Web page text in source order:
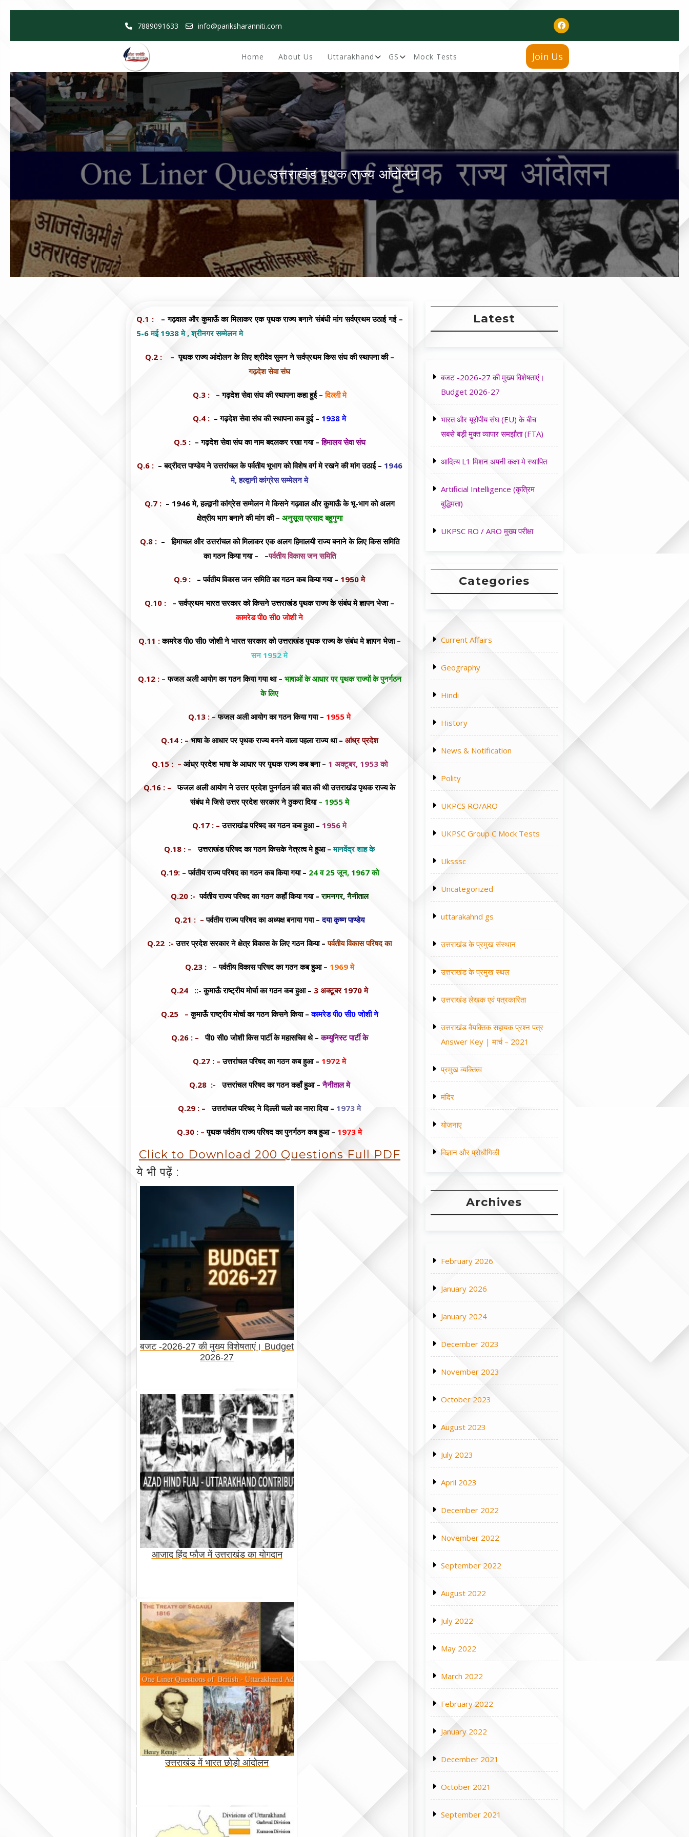
7889091633 info@pariksharanniti.com
Home About Us Uttarakhand GS Mock Tests Join Us
उत्तराखंड पृथक राज्य आंदोलन
Q.1 :
– गढ़वाल और कुमाऊँ का मिलाकर एक पृथक राज्य बनाने संबंधी मांग सर्वप्रथम उठाई गई –
5-6 मई 1938 मे , श्रीनगर सम्मेलन मे
Q.2 :
– पृथक राज्य आंदोलन के लिए श्रीदेव सुमन ने सर्वप्रथम किस संघ की स्थापना की –
गढ़देश सेवा संघ
Q.3 :– गढ़देश सेवा संघ की स्थापना कहा हुई –दिल्ली मे
Q.4 : – गढ़देश सेवा संघ की स्थापना कब हुई – 1938 मे
Q.5 :– गढ़देश सेवा संघ का नाम बदलकर रखा गया –हिमालय सेवा संघ
Q.6 :– बद्रीदत्त पाण्डेय ने उत्तरांचल के पर्वतीय भूभाग को विशेष वर्ग मे रखने की मांग उठाई – 1946
मे, हल्द्वानी कांग्रेस सम्मेलन मे
Q.7 :– 1946 मे, हल्द्वानी कांग्रेस सम्मेलन मे किसने गढ़वाल और कुमाऊँ के भू-भाग को अलग
क्षेत्रीय भाग बनाने की मांग की – अनुसूया प्रसाद बहुगुणा
Q.8 :– हिमाचल और उत्तरांचल को मिलाकर एक अलग हिमालयी राज्य बनाने के लिए किस समिति
का गठन किया गया – –पर्वतीय विकास जन समिति
Q.9 : – पर्वतीय विकास जन समिति का गठन कब किया गया – 1950 मे
Q.10 :
– सर्वप्रथम भारत सरकार को किसने उत्तराखंड पृथक राज्य के संबंध मे ज्ञापन भेजा –
कामरेड पी0 सी0 जोशी ने
Q.11 :कामरेड पी0 सी0 जोशी ने भारत सरकार को उत्तराखंड पृथक राज्य के संबंध मे ज्ञापन भेजा –
सन 1952 मे
Q.12 : – फजल अली आयोग का गठन किया गया था – भाषाओं के आधार पर पृथक राज्यों के पुनर्गठन
के लिए
Q.13 : –फजल अली आयोग का गठन किया गया – 1955 मे
Q.14 : –भाषा के आधार पर पृथक राज्य बनने वाला पहला राज्य था – आंध्र प्रदेश
Q.15 : – आंध्र प्रदेश भाषा के आधार पर पृथक राज्य कब बना – 1 अक्टूबर, 1953 को
Q.16 : – फजल अली आयोग ने उत्तर प्रदेश पुनर्गठन की बात की थी उत्तराखंड पृथक राज्य के
संबंध मे जिसे उत्तर प्रदेश सरकार ने ठुकरा दिया– 1955 मे
Q.17 : – उत्तराखंड परिषद का गठन कब हुआ – 1956 मे
Q.18 : – उत्तराखंड परिषद का गठन किसके नेत्रत्व मे हुआ –मानवेंद्र शाह के
Q.19: – पर्वतीय राज्य परिषद का गठन कब किया गया – 24 व 25 जून, 1967 को
Q.20 :- पर्वतीय राज्य परिषद का गठन कहाँ किया गया –रामनगर, नैनीताल
Q.21 : – पर्वतीय राज्य परिषद का अध्यक्ष बनाया गया – दया कृष्ण पाण्डेय
Q.22 :- उत्तर प्रदेश सरकार ने क्षेत्र विकास के लिए गठन किया – पर्वतीय विकास परिषद का
Q.23 : – पर्वतीय विकास परिषद का गठन कब हुआ – 1969 मे
Q.24 ::- कुमाऊँ राष्ट्रीय मोर्चा का गठन कब हुआ – 3 अक्टूबर 1970 मे
Q.25 – कुमाऊँ राष्ट्रीय मोर्चा का गठन किसने किया –कामरेड पी0 सी0 जोशी ने
Q.26 : – पी0 सी0 जोशी किस पार्टी के महासचिव थे – कम्युनिस्ट पार्टी के
Q.27 : – उत्तरांचल परिषद का गठन कब हुआ – 1972 मे
Q.28 :- उत्तरांचल परिषद का गठन कहाँ हुआ – नैनीताल मे
Q.29 : – उत्तरांचल परिषद ने दिल्ली चलो का नारा दिया – 1973 मे
Q.30 : – पृथक पर्वतीय राज्य परिषद का पुनर्गठन कब हुआ – 1973 मे
Click to Download 200 Questions Full PDF
ये भी पढ़ें :
बजट -2026-27 की मुख्य विशेषताएं। Budget
2026-27
आजाद हिंद फौज में उत्तराखंड का योगदान
उत्तराखंड में भारत छोड़ो आंदोलन
Latest
बजट -2026-27 की मुख्य विशेषताएं।
Budget 2026-27
भारत और यूरोपीय संघ (EU) के बीच
सबसे बड़ी मुक्त व्यापार समझौता (FTA)
आदित्य L1 मिशन अपनी कक्षा मे स्थापित
Artificial Intelligence (कृत्रिम
बुद्धिमता)
UKPSC RO / ARO मुख्य परीक्षा
Categories
Current Affairs
Geography
Hindi
History
News & Notification
Polity
UKPCS RO/ARO
UKPSC Group C Mock Tests
Uksssc
Uncategorized
uttarakahnd gs
उत्तराखंड के प्रमुख संस्थान
उत्तराखंड के प्रमुख स्थल
उत्तराखंड लेखक एवं पत्रकारिता
उत्तराखंड वैयक्तिक सहायक प्रश्न पत्र
Answer Key | मार्च – 2021
प्रमुख व्यक्तित्व
मंदिर
योजनाए
विज्ञान और प्रोधौगिकी
Archives
February 2026
January 2026
January 2024
December 2023
November 2023
October 2023
August 2023
July 2023
April 2023
December 2022
November 2022
September 2022
August 2022
July 2022
May 2022
March 2022
February 2022
January 2022
December 2021
October 2021
September 2021